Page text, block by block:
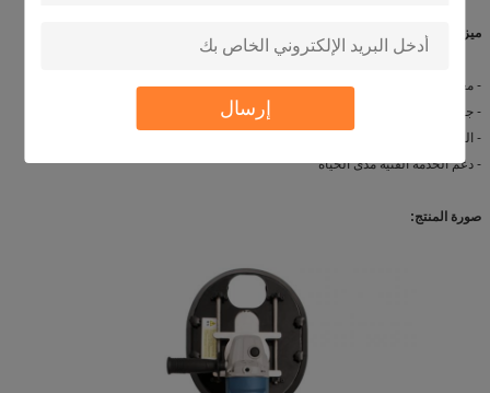
إرسال
ميزة تنافسية:
- معدات مزرعة أبقار واسعة النطاق: قفل رأسي ، كشك مجاني وأقفاص ؛
- جودة موثوقة ومنتجات ممتازة
- العينة متوفرة
- دعم الخدمة الفنية مدى الحياة
صورة المنتج: